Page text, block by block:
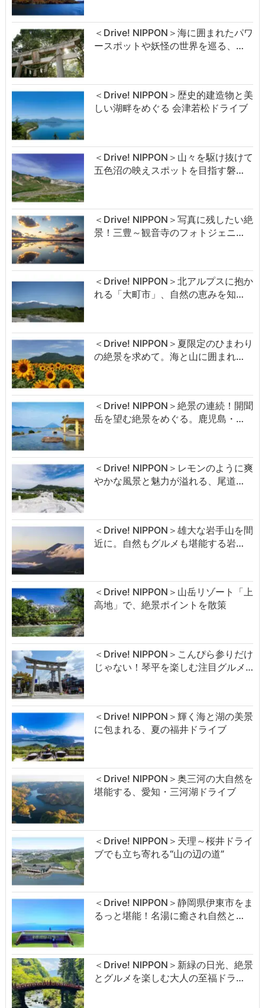
＜Drive! NIPPON＞海に囲まれたパワ
ースポットや妖怪の世界を巡る、…
＜Drive! NIPPON＞歴史的建造物と美
しい湖畔をめぐる 会津若松ドライブ
＜Drive! NIPPON＞山々を駆け抜けて
五色沼の映えスポットを目指す磐…
＜Drive! NIPPON＞写真に残したい絶
景！三豊～観音寺のフォトジェニ…
＜Drive! NIPPON＞北アルプスに抱か
れる「大町市」、自然の恵みを知…
＜Drive! NIPPON＞夏限定のひまわり
の絶景を求めて。海と山に囲まれ…
＜Drive! NIPPON＞絶景の連続！開聞
岳を望む絶景をめぐる。鹿児島・…
＜Drive! NIPPON＞レモンのように爽
やかな風景と魅力が溢れる、尾道…
＜Drive! NIPPON＞雄大な岩手山を間
近に。自然もグルメも堪能する岩…
＜Drive! NIPPON＞山岳リゾート「上
高地」で、絶景ポイントを散策
＜Drive! NIPPON＞こんぴら参りだけ
じゃない！琴平を楽しむ注目グルメ…
＜Drive! NIPPON＞輝く海と湖の美景
に包まれる、夏の福井ドライブ
＜Drive! NIPPON＞奥三河の大自然を
堪能する、愛知・三河湖ドライブ
＜Drive! NIPPON＞天理～桜井ドライ
ブでも立ち寄れる“山の辺の道”
＜Drive! NIPPON＞静岡県伊東市をま
るっと堪能！名湯に癒され自然と…
＜Drive! NIPPON＞新緑の日光、絶景
とグルメを楽しむ大人の至福ドラ…